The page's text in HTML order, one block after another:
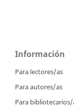
Información
Para lectores/as
Para autores/as
Para bibliotecarios/